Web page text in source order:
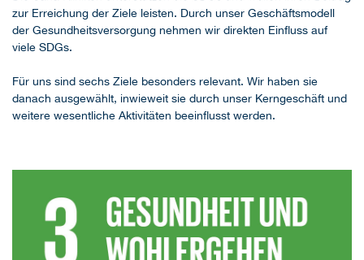
zur Erreichung der Ziele leisten. Durch unser Geschäftsmodell
der Gesundheitsversorgung nehmen wir direkten Einfluss auf
viele SDGs.
Für uns sind sechs Ziele besonders relevant. Wir haben sie
danach ausgewählt, inwieweit sie durch unser Kerngeschäft und
weitere wesentliche Aktivitäten beeinflusst werden.